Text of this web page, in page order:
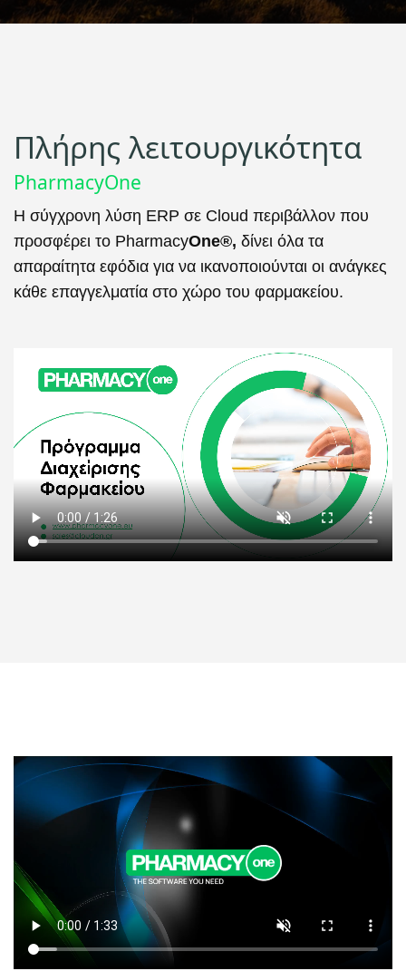
Πλήρης λειτουργικότητα
PharmacyOne
Η σύγχρονη λύση ERP σε Cloud περιβάλλον που
προσφέρει το PharmacyOne®, δίνει όλα τα
απαραίτητα εφόδια για να ικανοποιούνται οι ανάγκες
κάθε επαγγελματία στο χώρο του φαρμακείου.